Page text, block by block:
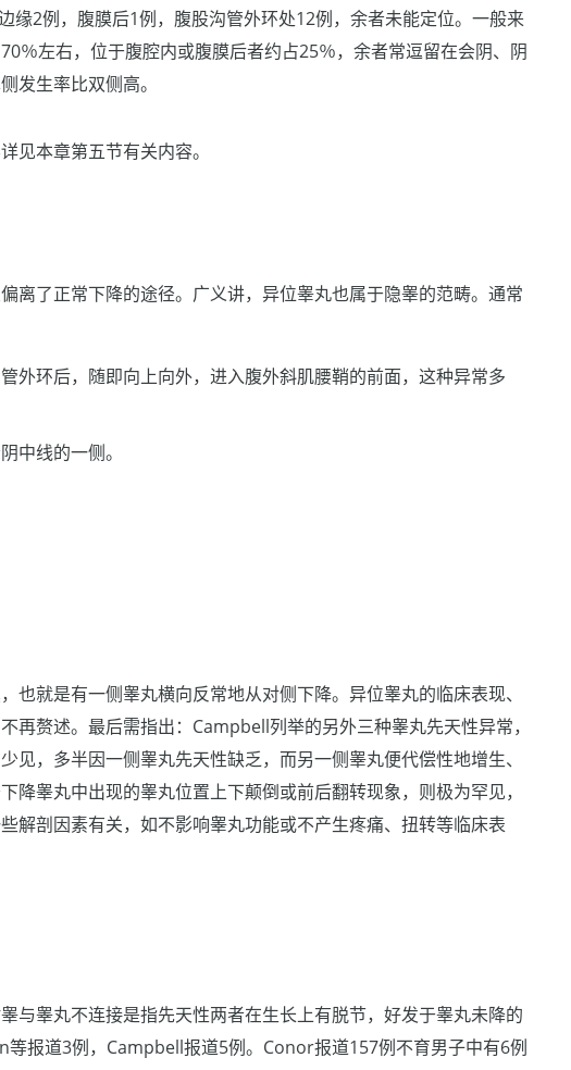
缘2例，腹膜后1例，腹股沟管外环处12例，余者未能定位。一般来
％左右，位于腹腔内或腹膜后者约占25％，余者常逗留在会阴、阴
发生率比双侧高。
见本章第五节有关内容。
离了正常下降的途径。广义讲，异位睾丸也属于隐睾的范畴。通常
外环后，随即向上向外，进入腹外斜肌腰鞘的前面，这种异常多
中线的一侧。
也就是有一侧睾丸横向反常地从对侧下降。异位睾丸的临床表现、
再赘述。最后需指出：Campbell列举的另外三种睾丸先天性异常，
见，多半因一侧睾丸先天性缺乏，而另一侧睾丸便代偿性地增生、
降睾丸中出现的睾丸位置上下颠倒或前后翻转现象，则极为罕见，
解剖因素有关，如不影响睾丸功能或不产生疼痛、扭转等临床表
与睾丸不连接是指先天性两者在生长上有脱节，好发于睾丸未降的
报道3例，Campbell报道5例。Conor报道157例不育男子中有6例